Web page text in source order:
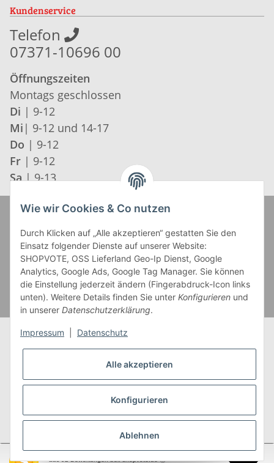
Kundenservice
Telefon
07371-10696 00
Öffnungszeiten
Montags geschlossen
Di | 9-12
Mi | 9-12 und 14-17
Do | 9-12
Fr | 9-12
Sa | 9-13
* Alle Preise inkl. gesetzlicher USt., zzgl.Versand
** Gilt für Lieferungen innerhalb Deutschlands,
Lieferzeiten für andere Länder entnehmen Sie bitte
Versandkostenübersicht
Wie wir Cookies & Co nutzen
Durch Klicken auf „Alle akzeptieren“ gestatten Sie den
Einsatz folgender Dienste auf unserer Website:
SHOPVOTE, OSS Lieferland Geo-Ip Dienst, Google
Analytics, Google Ads, Google Tag Manager. Sie können
die Einstellung jederzeit ändern (Fingerabdruck-Icon links
unten). Weitere Details finden Sie unter Konfigurieren und
in unserer Datenschutzerklärung.
Impressum Datenschutz
Alle akzeptieren
Konfigurieren
Ablehnen
SEHR GUT (4.95 / 5)
aus92Bewertungen bei: shopvote.de ⓘ